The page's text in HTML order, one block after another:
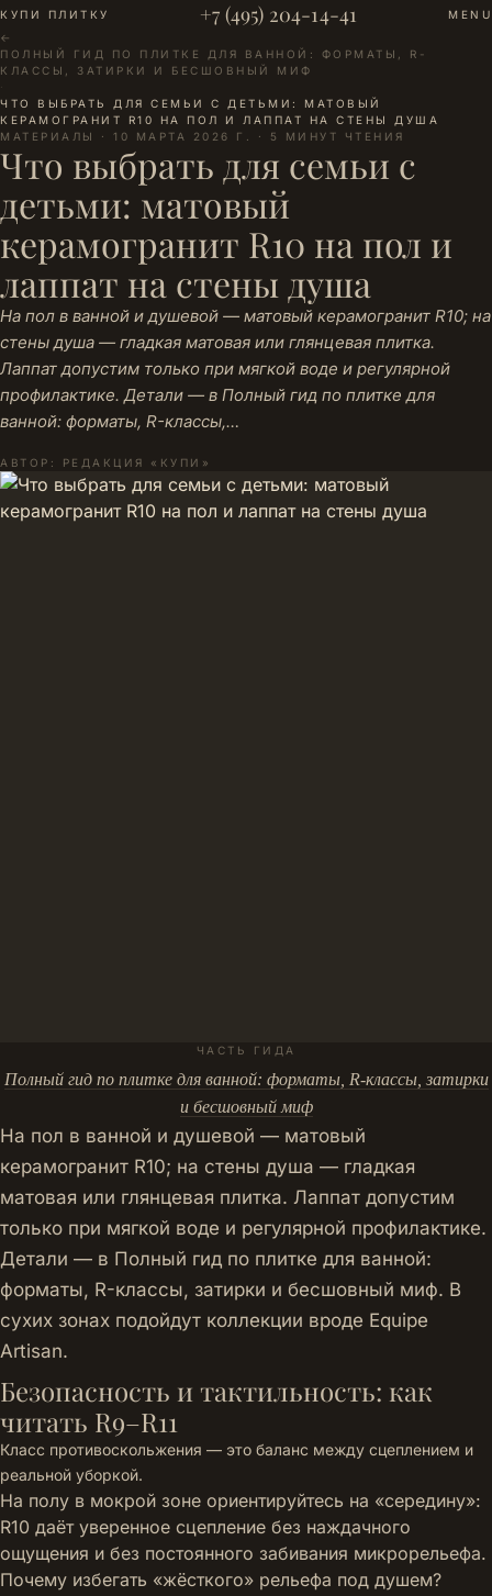
КУПИ ПЛИТКУ +7 (495) 204-14-41
MENU
←
ПОЛНЫЙ ГИД ПО ПЛИТКЕ ДЛЯ ВАННОЙ: ФОРМАТЫ, R-
КЛАССЫ, ЗАТИРКИ И БЕСШОВНЫЙ МИФ
·
ЧТО ВЫБРАТЬ ДЛЯ СЕМЬИ С ДЕТЬМИ: МАТОВЫЙ
КЕРАМОГРАНИТ R10 НА ПОЛ И ЛАППАТ НА СТЕНЫ ДУША
МАТЕРИАЛЫ · 10 МАРТА 2026 Г. · 5 МИНУТ ЧТЕНИЯ
Что выбрать для семьи с
детьми: матовый
керамогранит R10 на пол и
лаппат на стены душа
На пол в ванной и душевой — матовый керамогранит R10; на
стены душа — гладкая матовая или глянцевая плитка.
Лаппат допустим только при мягкой воде и регулярной
профилактике. Детали — в Полный гид по плитке для
ванной: форматы, R-классы,…
АВТОР: РЕДАКЦИЯ «КУПИ»
ЧАСТЬ ГИДА
Полный гид по плитке для ванной: форматы, R-классы, затирки
и бесшовный миф
На пол в ванной и душевой — матовый
керамогранит R10; на стены душа — гладкая
матовая или глянцевая плитка. Лаппат допустим
только при мягкой воде и регулярной профилактике.
Детали — в Полный гид по плитке для ванной:
форматы, R-классы, затирки и бесшовный миф. В
сухих зонах подойдут коллекции вроде Equipe
Artisan.
Безопасность и тактильность: как
читать R9–R11
Класс противоскольжения — это баланс между сцеплением и
реальной уборкой.
На полу в мокрой зоне ориентируйтесь на «середину»:
R10 даёт уверенное сцепление без наждачного
ощущения и без постоянного забивания микрорельефа.
Почему избегать «жёсткого» рельефа под душем?